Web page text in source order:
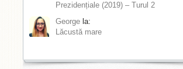
Prezidențiale (2019) – Turul 2
George la:
Lăcustă mare